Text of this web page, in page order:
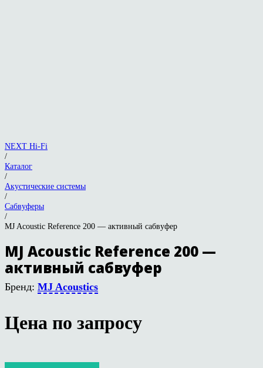
NEXT Hi-Fi
/
Каталог
/
Акустические системы
/
Сабвуферы
/
MJ Acoustic Reference 200 — активный сабвуфер
MJ Acoustic Reference 200 —
активный сабвуфер
Бренд: MJ Acoustics
Цена по запросу